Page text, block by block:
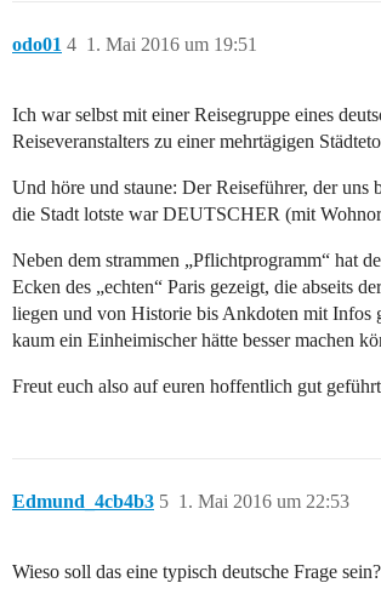
odo01 1. Mai 2016 um 19:51
4
Ich war selbst mit einer Reisegruppe eines
Reiseveranstalters zu einer mehrtägigen
Und höre und staune: Der Reiseführer, der uns
die Stadt lotste war DEUTSCHER (mit
Neben dem strammen „Pflichtprogramm“ hat
Ecken des „echten“ Paris gezeigt, die abseits
liegen und von Historie bis Ankdoten mit Infos
kaum ein Einheimischer hätte besser machen
Freut euch also auf euren hoffentlich gut
Edmund_4cb4b3 1. Mai 2016 um 22:53
5
Wieso soll das eine typisch deutsche Frage sein?